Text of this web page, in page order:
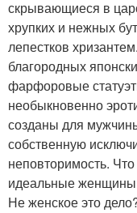
скрывающиеся в
хрупких и нежных
лепестков
благородных
фарфоровые
необыкновенно
созданы для
собственную
неповторимость.
идеальные женщины
Не женское это